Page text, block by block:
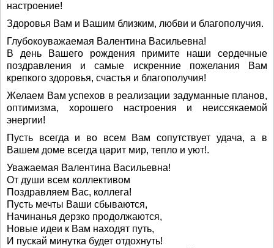
настроение!
Здоровья Вам и Вашим близким, любви и благополучия.
Глубокоуважаемая Валентина Васильевна!
В день Вашего рождения примите наши сердечные
поздравления и самые искренние пожелания Вам
крепкого здоровья, счастья и благополучия!
Желаем Вам успехов в реализации задуманные планов,
оптимизма, хорошего настроения и неиссякаемой
энергии!
Пусть всегда и во всем Вам сопутствует удача, а в
Вашем доме всегда царит мир, тепло и уют!.
Уважаемая Валентина Васильевна!
От души всем коллективом
Поздравляем Вас, коллега!
Пусть мечты Ваши сбываются,
Начинанья дерзко продолжаются,
Новые идеи к Вам находят путь,
И пускай минутка будет отдохнуть!